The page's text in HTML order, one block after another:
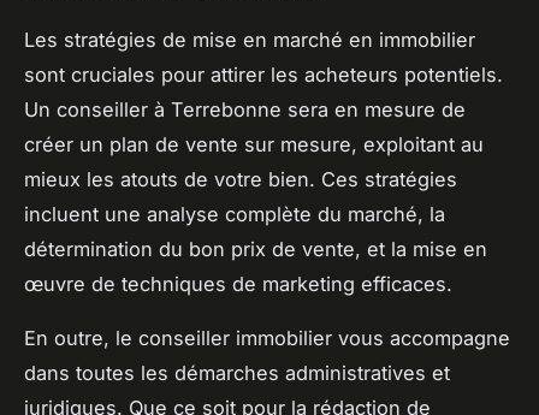
Les stratégies de mise en marché en immobilier
sont cruciales pour attirer les acheteurs potentiels.
Un conseiller à Terrebonne sera en mesure de
créer un plan de vente sur mesure, exploitant au
mieux les atouts de votre bien. Ces stratégies
incluent une analyse complète du marché, la
détermination du bon prix de vente, et la mise en
œuvre de techniques de marketing efficaces.
En outre, le conseiller immobilier vous accompagne
dans toutes les démarches administratives et
juridiques. Que ce soit pour la rédaction de